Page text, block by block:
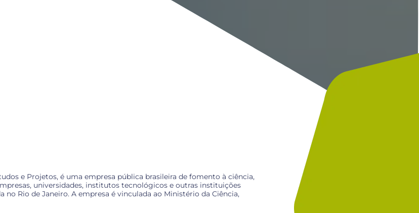
e Projetos, é uma empresa pública brasileira de fomento à ciência,
universidades, institutos tecnológicos e outras instituições
no Rio de Janeiro. A empresa é vinculada ao Ministério da Ciência,